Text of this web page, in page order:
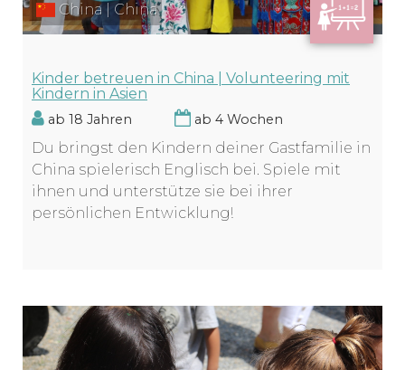
China | China
Kinder betreuen in China | Volunteering mit
Kindern in Asien
ab 18 Jahren ab 4 Wochen
Du bringst den Kindern deiner Gastfamilie in
China spielerisch Englisch bei. Spiele mit
ihnen und unterstütze sie bei ihrer
persönlichen Entwicklung!